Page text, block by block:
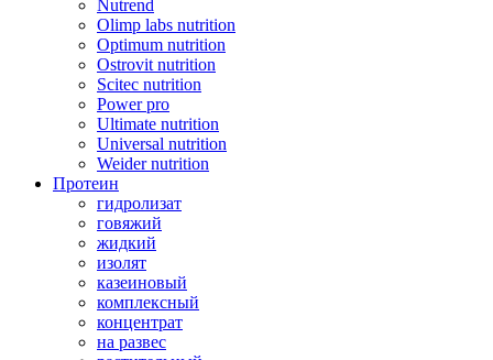
Nutrend
Olimp labs nutrition
Optimum nutrition
Ostrovit nutrition
Scitec nutrition
Power pro
Ultimate nutrition
Universal nutrition
Weider nutrition
Протеин
гидролизат
говяжий
жидкий
изолят
казеиновый
комплексный
концентрат
на развес